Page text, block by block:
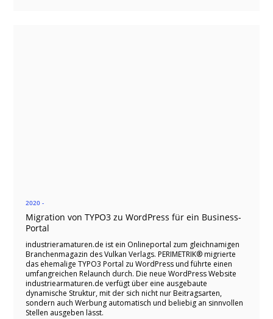
2020 -
Migration von TYPO3 zu WordPress für ein Business-
Portal
industrieramaturen.de ist ein Onlineportal zum gleichnamigen
Branchenmagazin des Vulkan Verlags. PERIMETRIK® migrierte
das ehemalige TYPO3 Portal zu WordPress und führte einen
umfangreichen Relaunch durch. Die neue WordPress Website
industriearmaturen.de verfügt über eine ausgebaute
dynamische Struktur, mit der sich nicht nur Beitragsarten,
sondern auch Werbung automatisch und beliebig an sinnvollen
Stellen ausgeben lässt.